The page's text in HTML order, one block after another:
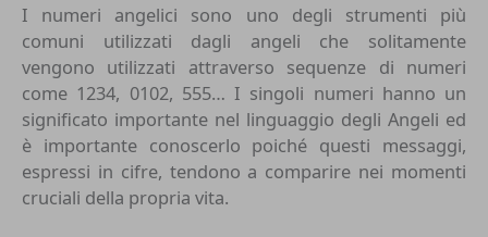
I numeri angelici sono uno degli strumenti più
comuni utilizzati dagli angeli che solitamente
vengono utilizzati attraverso sequenze di numeri
come 1234, 0102, 555… I singoli numeri hanno un
significato importante nel linguaggio degli Angeli ed
è importante conoscerlo poiché questi messaggi,
espressi in cifre, tendono a comparire nei momenti
cruciali della propria vita.